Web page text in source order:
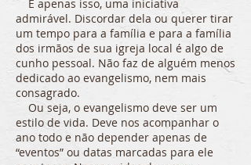
E apenas isso, uma iniciativa
admirável. Discordar dela ou querer tirar
um tempo para a família e para a família
dos irmãos de sua igreja local é algo de
cunho pessoal. Não faz de alguém menos
dedicado ao evangelismo, nem mais
consagrado.
Ou seja, o evangelismo deve ser um
estilo de vida. Deve nos acompanhar o
ano todo e não depender apenas de
“eventos” ou datas marcadas para ele